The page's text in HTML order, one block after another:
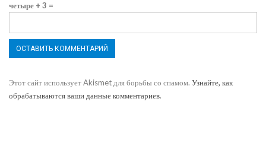
четыре + 3 =
Этот сайт использует Akismet для борьбы со спамом. Узнайте, как
обрабатываются ваши данные комментариев.